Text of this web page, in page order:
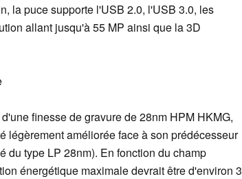
la puce supporte l'USB 2.0, l'USB 3.0, les
allant jusqu'à 55 MP ainsi que la 3D
finesse de gravure de 28nm HPM HKMG,
légèrement améliorée face à son prédécesseur
du type LP 28nm). En fonction du champ
énergétique maximale devrait être d'environ 3